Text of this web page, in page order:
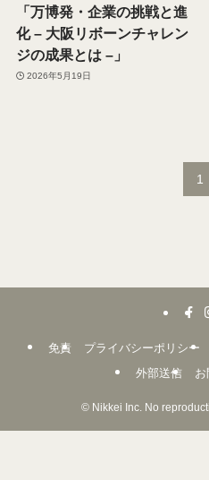
「万博発・企業の挑戦と進
化 – 大阪リボーンチャレン
ジの成果とは –」
2026年5月19日
1
免責 プライバシーポリシー
外部送信
©Nikkei Inc. No